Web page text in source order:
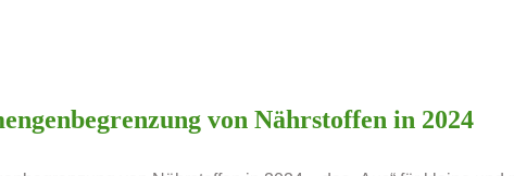
von Nährstoffen in 2024